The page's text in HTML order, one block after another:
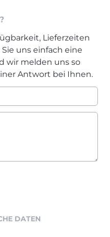
Lieferzeiten
uns einfach eine
wir melden uns so
Antwort bei Ihnen.
DATEN